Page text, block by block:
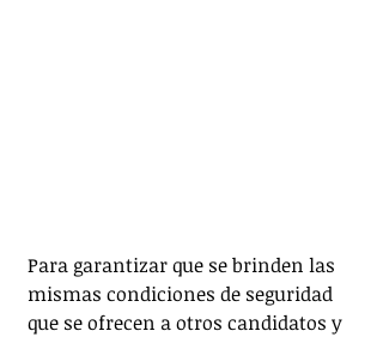
Para garantizar que se brinden las
mismas condiciones de seguridad
que se ofrecen a otros candidatos y